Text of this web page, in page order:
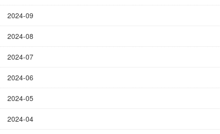
2024-09
2024-08
2024-07
2024-06
2024-05
2024-04